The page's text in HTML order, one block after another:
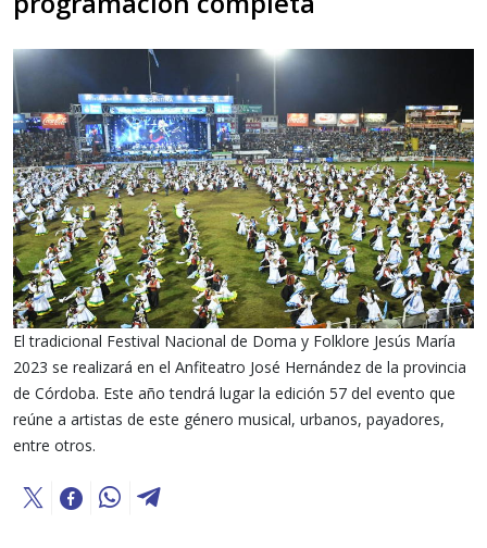
El tradicional Festival Nacional de Doma y Folklore Jesús María
2023 se realizará en el Anfiteatro José Hernández de la provincia
de Córdoba. Este año tendrá lugar la edición 57 del evento que
reúne a artistas de este género musical, urbanos, payadores,
entre otros.